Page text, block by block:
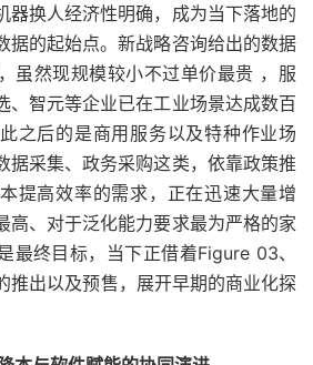
器换人经济性明确，成为当下落地的
据的起始点。新战略咨询给出的数据
虽然现规模较小不过单价最贵 ，服
、智元等企业已在工业场景达成数百
之后的是商用服务以及特种作业场
据采集、政务采购这类，依靠政策推
提高效率的需求，正在迅速大量增
高、对于泛化能力要求最为严格的家
最终目标，当下正借着Figure 03、
推出以及预售，展开早期的商业化探